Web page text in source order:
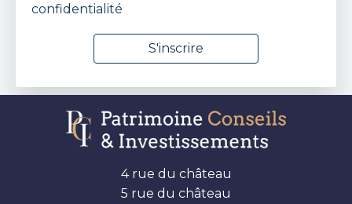
confidentialité
4 rue du château
5 rue du château